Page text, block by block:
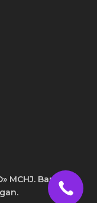
MCHJ. Barcha